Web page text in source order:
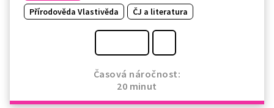
Přírodověda Vlastivěda
ČJ a literatura
Časová náročnost:
20 minut